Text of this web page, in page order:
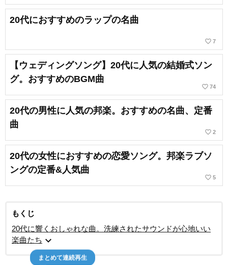
20代におすすめのラップの名曲
favorite_border 7
【ウェディングソング】20代に人気の結婚式ソン
グ。おすすめのBGM曲
favorite_border 74
20代の男性に人気の邦楽。おすすめの名曲、定番
曲
favorite_border 2
20代の女性におすすめの恋愛ソング。邦楽ラブソ
ングの定番&人気曲
favorite_border 5
もくじ
20代に響くおしゃれな曲。洗練されたサウンドが心地いい
楽曲たち expand_more
まとめて連続再生